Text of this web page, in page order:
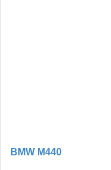
BMW M440